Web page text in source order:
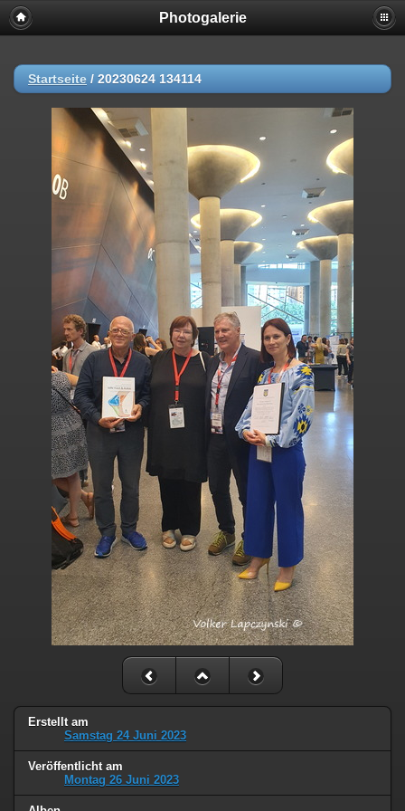
Photogalerie
Startseite / 20230624 134114
Erstellt am
Samstag 24 Juni 2023
Veröffentlicht am
Montag 26 Juni 2023